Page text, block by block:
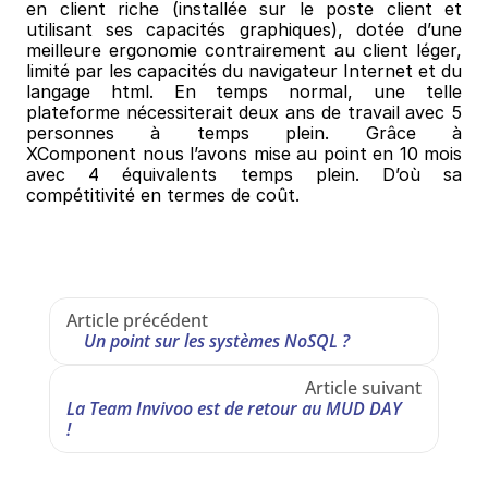
en client riche (installée sur le poste client et
utilisant ses capacités graphiques), dotée d’une
meilleure ergonomie contrairement au client léger,
limité par les capacités du navigateur Internet et du
langage html. En temps normal, une telle
plateforme nécessiterait deux ans de travail avec 5
personnes à temps plein. Grâce à
XComponent nous l’avons mise au point en 10 mois
avec 4 équivalents temps plein. D’où sa
compétitivité en termes de coût.
Article précédent
Un point sur les systèmes NoSQL ?
Article suivant
La Team Invivoo est de retour au MUD DAY
!